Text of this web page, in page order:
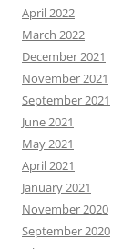
April 2022
March 2022
December 2021
November 2021
September 2021
June 2021
May 2021
April 2021
January 2021
November 2020
September 2020